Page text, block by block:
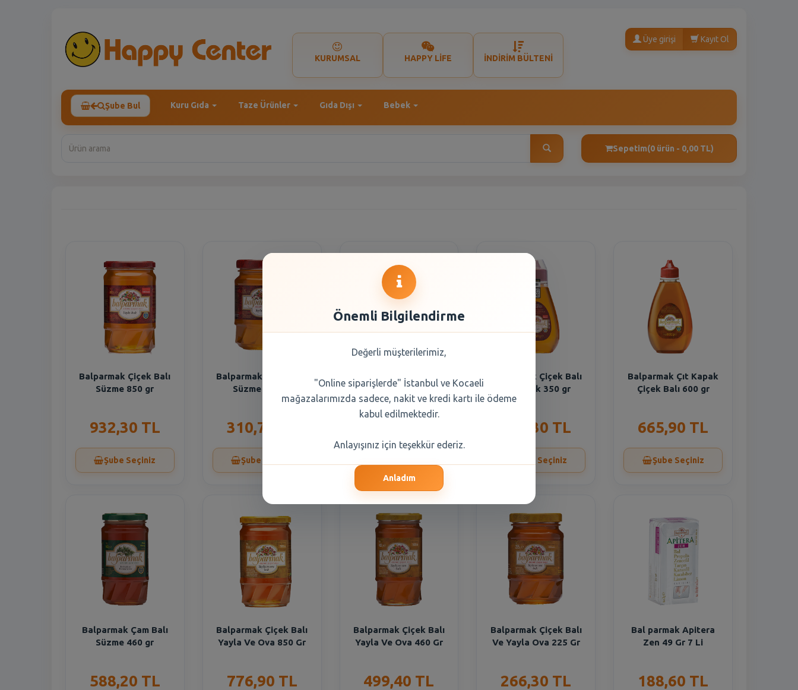
KURUMSAL HAPPY LİFE İNDİRİM BÜLTENİ
Üye girişi Kayıt Ol
Şube Bul Kuru Gıda Taze Ürünler Gıda Dışı Bebek
Sepetim(0 ürün - 0,00 TL)
Balparmak Çiçek Balı
Süzme 850 gr
932,30 TL
Şube Seçiniz
Balparmak Çiçek Balı
Süzme 225 gr
310,70 TL
Şube Seçiniz
Balparmak Çiçek Balı
Süzme 460 gr
Balparmak Çiçek Balı
Çıtkapak 350 gr
488,30 TL
Şube Seçiniz
Balparmak Çıt Kapak
Çiçek Balı 600 gr
665,90 TL
Şube Seçiniz
Balparmak Çam Balı
Süzme 460 gr
588,20 TL
Balparmak Çiçek Balı
Yayla Ve Ova 850 Gr
776,90 TL
Balparmak Çiçek Balı
Yayla Ve Ova 460 Gr
499,40 TL
Balparmak Çiçek Balı
Ve Yayla Ova 225 Gr
266,30 TL
Bal parmak Apitera
Zen 49 Gr 7 Li
188,60 TL
Önemli Bilgilendirme
Değerli müşterilerimiz,
"Online siparişlerde" İstanbul ve Kocaeli
mağazalarımızda sadece, nakit ve kredi kartı ile ödeme
kabul edilmektedir.
Anlayışınız için teşekkür ederiz.
Anladım